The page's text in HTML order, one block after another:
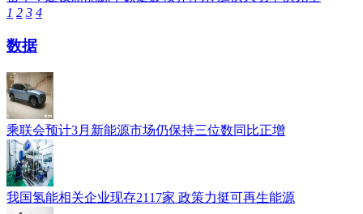
1 2 3 4
数据
乘联会预计3月新能源市场仍保持三位数同比正增
我国氢能相关企业现存2117家 政策力挺可再生能源